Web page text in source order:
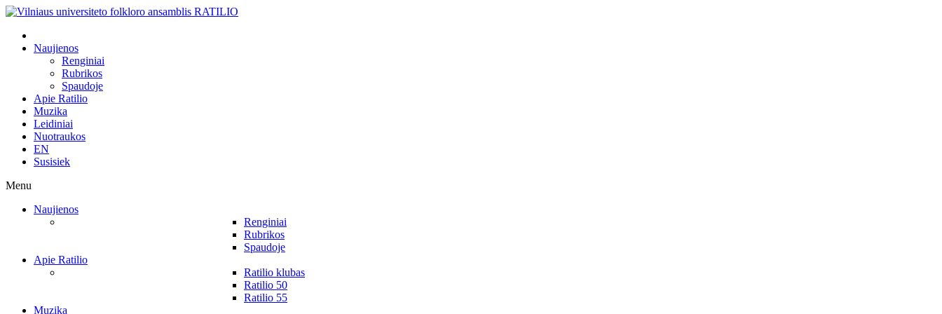
Naujienos
Renginiai
Rubrikos
Spaudoje
Apie Ratilio
Muzika
Leidiniai
Nuotraukos
EN
Susisiek
Menu
Naujienos
Renginiai
Rubrikos
Spaudoje
Apie Ratilio
Ratilio klubas
Ratilio 50
Ratilio 55
Muzika